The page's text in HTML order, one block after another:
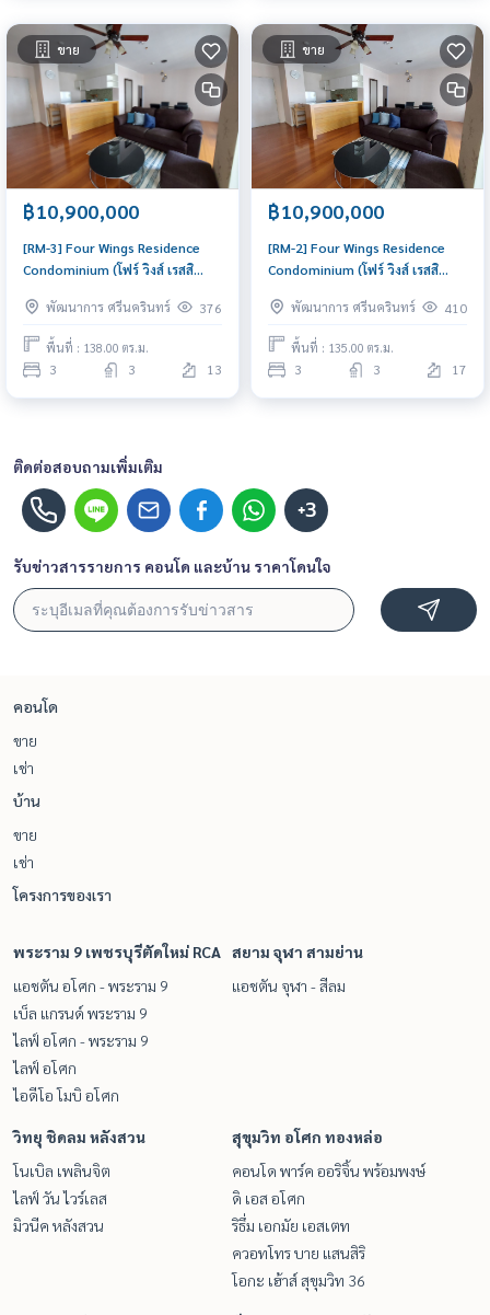
ขาย
฿10,900,000
[RM-3] Four Wings Residence
Condominium (โฟร์ วิงส์ เรสสิ
คอนโดมิเนียม 3 ห้องนอน ใกล้
หัวหมาก นัดชมได้เลยวันนี้
พัฒนาการ ศรีนครินทร์ 376
พื้นที่ : 138.00 ตร.ม.
3 3 13
ขาย
฿10,900,000
[RM-2] Four Wings Residence
Condominium (โฟร์ วิงส์ เรสสิ
คอนโดมิเนียม 3 ห้องนอน ใกล้
หัวหมาก ขายคอนโด ด่วน!
พัฒนาการ ศรีนครินทร์ 410
พื้นที่ : 135.00 ตร.ม.
3 3 17
ติดต่อสอบถามเพิ่มเติม
+3
รับข่าวสารรายการ คอนโด และบ้าน ราคาโดนใจ
คอนโด
ขาย
เช่า
บ้าน
ขาย
เช่า
โครงการของเรา
พระราม 9 เพชรบุรีตัดใหม่ RCA
แอชตัน อโศก - พระราม 9
เบ็ล แกรนด์ พระราม 9
ไลฟ์ อโศก - พระราม 9
ไลฟ์ อโศก
ไอดีโอ โมบิ อโศก
สยาม จุฬา สามย่าน
แอชตัน จุฬา - สีลม
วิทยุ ชิดลม หลังสวน
โนเบิล เพลินจิต
ไลฟ์ วัน ไวร์เลส
มิวนีค หลังสวน
สุขุมวิท อโศก ทองหล่อ
คอนโด พาร์ค ออริจิ้น พร้อมพงษ์
ดิ เอส อโศก
ริธึ่ม เอกมัย เอสเตท
ควอทโทร บาย แสนสิริ
โอกะ เฮ้าส์ สุขุมวิท 36